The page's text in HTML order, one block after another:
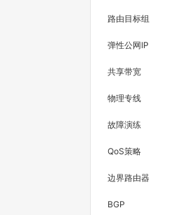
路由目标组
弹性公网IP
共享带宽
物理专线
故障演练
QoS策略
边界路由器
BGP